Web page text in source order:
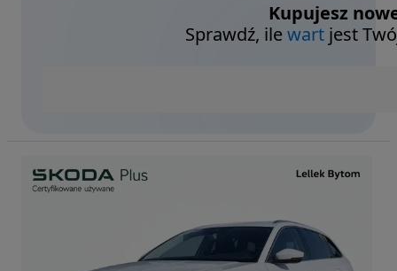
Kupujesz
Sprawdź, ilewart jest